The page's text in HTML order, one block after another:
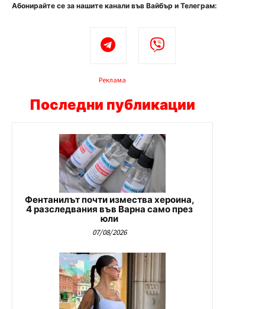
Абонирайте се за нашите канали във Вайбър и Телеграм:
Реклама
Последни публикации
Фентанилът почти измества хероина,
4 разследвания във Варна само през
юли
07/08/2026